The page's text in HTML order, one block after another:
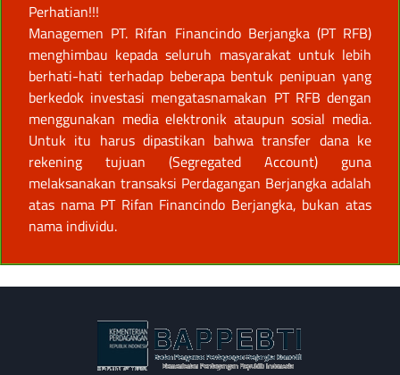
Perhatian!!!
Managemen PT. Rifan Financindo Berjangka (PT RFB)
menghimbau kepada seluruh masyarakat untuk lebih
berhati-hati terhadap beberapa bentuk penipuan yang
berkedok investasi mengatasnamakan PT RFB dengan
menggunakan media elektronik ataupun sosial media.
Untuk itu harus dipastikan bahwa transfer dana ke
rekening tujuan (Segregated Account) guna
melaksanakan transaksi Perdagangan Berjangka adalah
atas nama PT Rifan Financindo Berjangka, bukan atas
nama individu.